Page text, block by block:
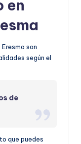
en
son
según el
de
que puedes